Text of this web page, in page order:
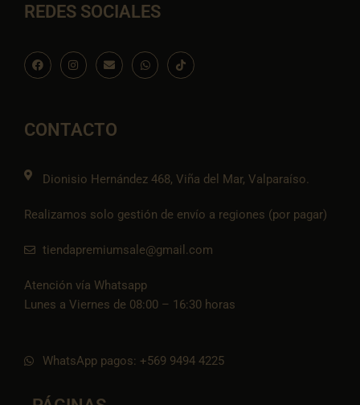
REDES SOCIALES
F
a
c
o
k
I
n
s
r
a
E
n
v
p
e
W
h
a
I
c
o
CONTACTO
Dionisio Hernández 468, Viña del Mar, Valparaíso.
Realizamos solo gestión de envío a regiones (por pagar)
tiendapremiumsale@gmail.com
Atención vía Whatsapp
Lunes a Viernes de 08:00 – 16:30 horas
WhatsApp pagos: +569 9494 4225